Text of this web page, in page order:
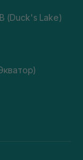
(Duck's Lake)